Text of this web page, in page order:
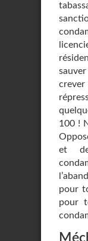
crever
100 !
et
pour
pour